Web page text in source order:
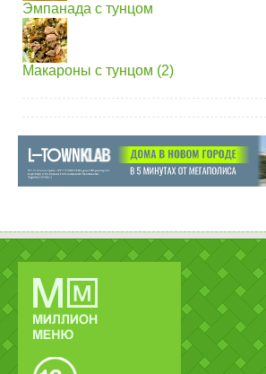
Эмпанада с тунцом
Макароны с тунцом (2)